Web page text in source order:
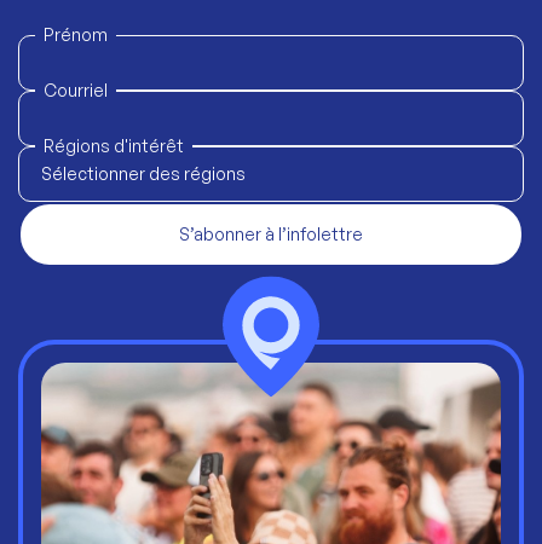
Prénom
Courriel
Régions d'intérêt
Sélectionner des régions
S’abonner à l’infolettre